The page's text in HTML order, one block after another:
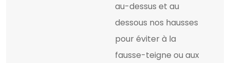
au-dessus et au
dessous nos hausses
pour éviter à la
fausse-teigne ou aux